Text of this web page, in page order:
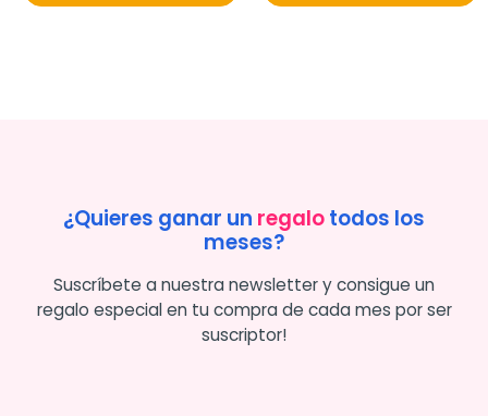
¿Quieres ganar un regalotodos los
meses?
Suscríbete a nuestra newsletter y consigue un
regalo especial en tu compra de cada mes por ser
suscriptor!